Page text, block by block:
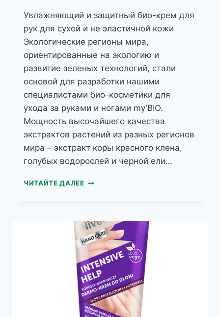
Увлажняющий и защитный био-крем для
рук для сухой и не эластичной кожи
Экологические регионы мира,
ориентированные на экологию и
развитие зеленых технологий, стали
основой для разработки нашими
специалистами био-косметики для
ухода за руками и ногами my’BIO.
Мощность высочайшего качества
экстрактов растений из разных регионов
мира – экстракт коры красного клена,
голубых водорослей и черной ели…
ЧИТАЙТЕ ДАЛЕЕMY’BIO
РУК
КАНАДСКИЙ
КРАСНЫЙ
КЛЕН